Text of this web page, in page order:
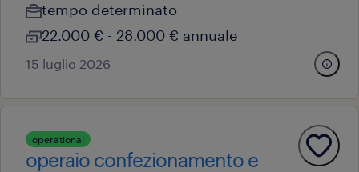
tempo determinato
22.000 € - 28.000 € annuale
15 luglio 2026
operational
operaio confezionamento e